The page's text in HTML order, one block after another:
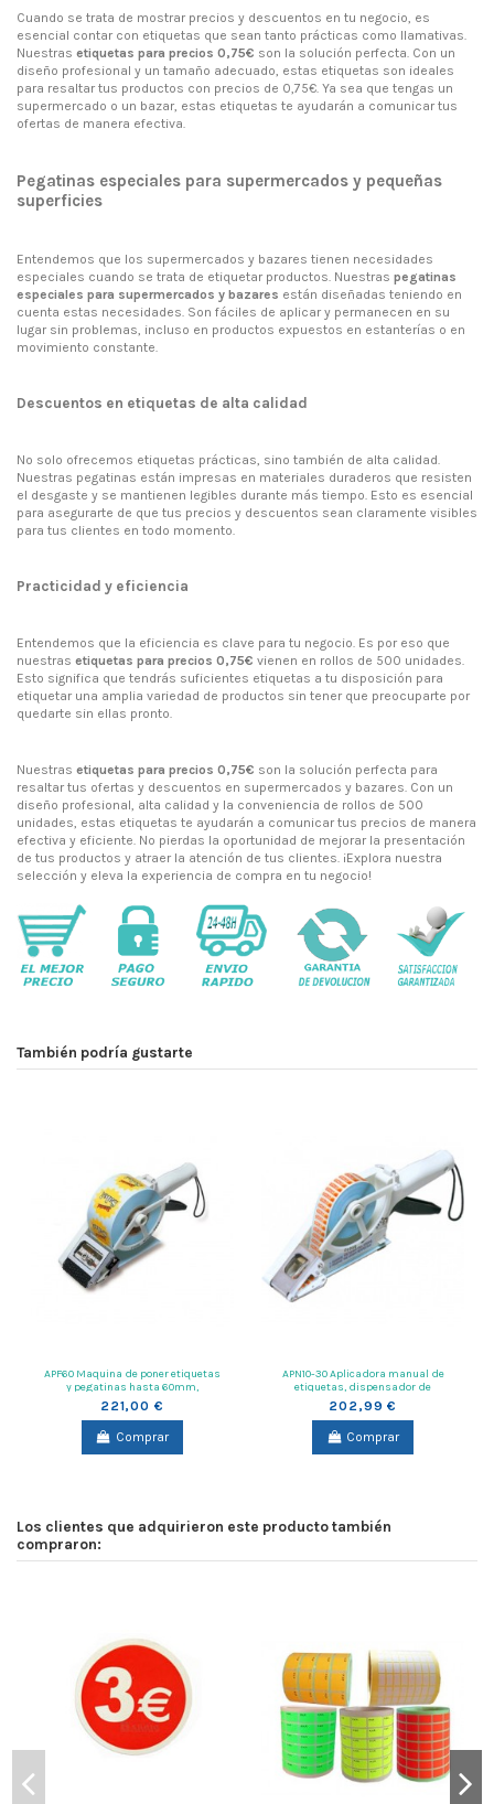
Cuando se trata de mostrar precios y descuentos en tu negocio, es
esencial contar con etiquetas que sean tanto prácticas como llamativas.
Nuestras etiquetas para precios 0,75€ son la solución perfecta. Con un
diseño profesional y un tamaño adecuado, estas etiquetas son ideales
para resaltar tus productos con precios de 0,75€. Ya sea que tengas un
supermercado o un bazar, estas etiquetas te ayudarán a comunicar tus
ofertas de manera efectiva.
Pegatinas especiales para supermercados y pequeñas
superficies
Entendemos que los supermercados y bazares tienen necesidades
especiales cuando se trata de etiquetar productos. Nuestras pegatinas
especiales para supermercados y bazares están diseñadas teniendo en
cuenta estas necesidades. Son fáciles de aplicar y permanecen en su
lugar sin problemas, incluso en productos expuestos en estanterías o en
movimiento constante.
Descuentos en etiquetas de alta calidad
No solo ofrecemos etiquetas prácticas, sino también de alta calidad.
Nuestras pegatinas están impresas en materiales duraderos que resisten
el desgaste y se mantienen legibles durante más tiempo. Esto es esencial
para asegurarte de que tus precios y descuentos sean claramente visibles
para tus clientes en todo momento.
Practicidad y eficiencia
Entendemos que la eficiencia es clave para tu negocio. Es por eso que
nuestras etiquetas para precios 0,75€ vienen en rollos de 500 unidades.
Esto significa que tendrás suficientes etiquetas a tu disposición para
etiquetar una amplia variedad de productos sin tener que preocuparte por
quedarte sin ellas pronto.
Nuestras etiquetas para precios 0,75€ son la solución perfecta para
resaltar tus ofertas y descuentos en supermercados y bazares. Con un
diseño profesional, alta calidad y la conveniencia de rollos de 500
unidades, estas etiquetas te ayudarán a comunicar tus precios de manera
efectiva y eficiente. No pierdas la oportunidad de mejorar la presentación
de tus productos y atraer la atención de tus clientes. ¡Explora nuestra
selección y eleva la experiencia de compra en tu negocio!
También podría gustarte
APF60 Maquina de poner etiquetas
y pegatinas hasta 60mm,
aplicadora manual de etiquetas
221,00 €
Comprar
APN10-30 Aplicadora manual de
etiquetas, dispensador de
etiquetas, maquina de poner...
202,99 €
Comprar
Los clientes que adquirieron este producto también
compraron: